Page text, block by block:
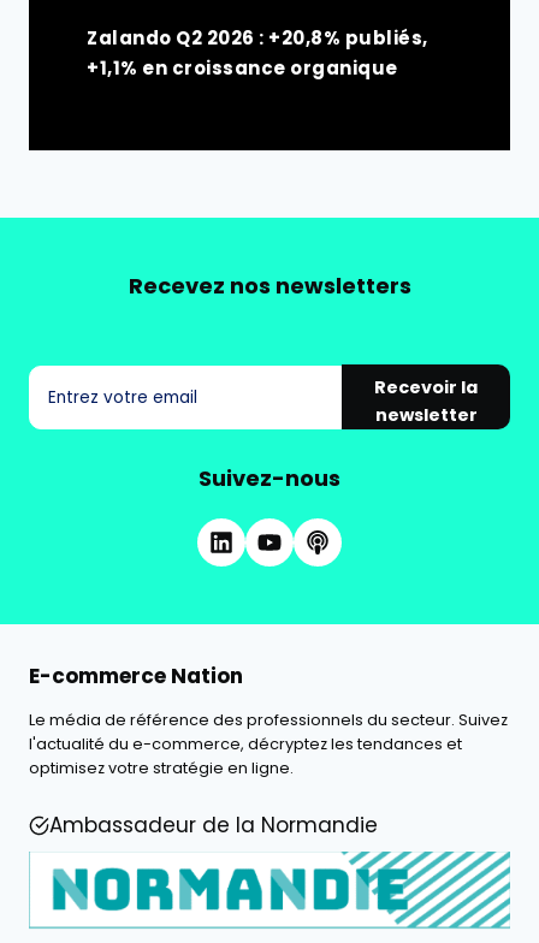
Zalando Q2 2026 : +20,8% publiés,
+1,1% en croissance organique
Recevez nos newsletters
Recevoir la
newsletter
Suivez-nous
E-commerce Nation
Le média de référence des professionnels du secteur. Suivez
l'actualité du e-commerce, décryptez les tendances et
optimisez votre stratégie en ligne.
Ambassadeur de la Normandie